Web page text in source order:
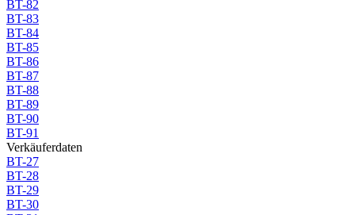
BT-82
BT-83
BT-84
BT-85
BT-86
BT-87
BT-88
BT-89
BT-90
BT-91
Verkäuferdaten
BT-27
BT-28
BT-29
BT-30